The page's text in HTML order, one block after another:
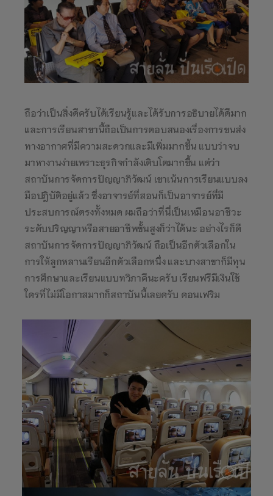
ถือว่าเป็นสิ่งดีครับได้เรียนรู้และได้รับการอธิบายได้ดีมาก
และการเรียนสาขานี้ถือเป็นการตอบสนองเรื่องการขนส่ง
ทางอากาศที่มีความสะดวกและมีเพิ่มมากขึ้น แบบว่าจบ
มาหางานง่ายเพราะธุรกิจกำลังเติบโตมากขึ้น แต่ว่า
สถาบันการจัดการปัญญาภิวัฒน์ เขาเน้นการเรียนแบบลง
มือปฎิบัติอยู่แล้ว ซึ่งอาจารย์ที่สอนก็เป็นอาจารย์ที่มี
ประสบการณ์ตรงทั้งหมด ผมถือว่าที่นี่เป็นเหมือนอาชีวะ
ระดับปริญญาหรือสายอาชีพขั้นสูงก็ว่าได้นะ อย่างไรก็ดี
สถาบันการจัดการปัญญาภิวัฒน์ ถือเป็นอีกตัวเลือกใน
การให้ลูกหลานเรียนอีกตัวเลือกหนึ่ง และบางสาขาก็มีทุน
การศึกษาและเรียนแบบทวิภาคีนะครับ เรียนฟรีมีเงินใช้
ใครที่ไม่มีโอกาสมากก็สถาบันนี้เลยครับ คอนเฟริม